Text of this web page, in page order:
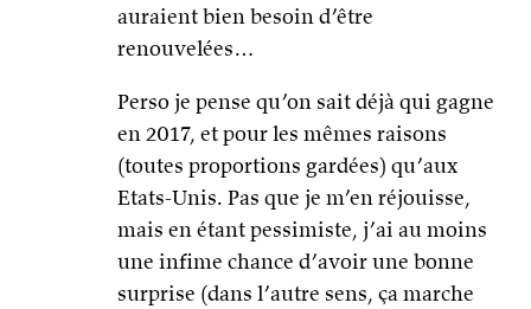
auraient bien besoin d’être
renouvelées…
Perso je pense qu’on sait déjà qui gagne
en 2017, et pour les mêmes raisons
(toutes proportions gardées) qu’aux
Etats-Unis. Pas que je m’en réjouisse,
mais en étant pessimiste, j’ai au moins
une infime chance d’avoir une bonne
surprise (dans l’autre sens, ça marche